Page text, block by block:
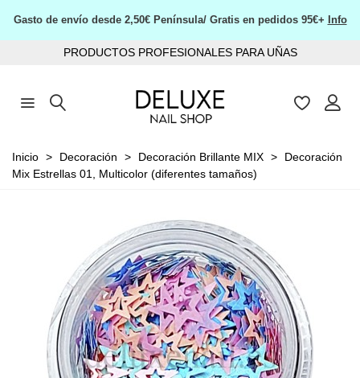
Gasto de envío desde 2,50€ Península/ Gratis en pedidos 95€+ Info
PRODUCTOS PROFESIONALES PARA UÑAS
Inicio > Decoración > Decoración Brillante MIX >
Decoración
Mix Estrellas 01, Multicolor (diferentes tamaños)